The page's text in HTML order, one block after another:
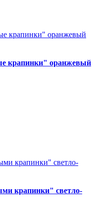
крапинки" оранжевый
крапинки" светло-